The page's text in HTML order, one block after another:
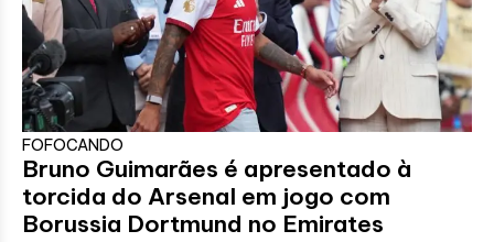
FOFOCANDO
Bruno Guimarães é apresentado à
torcida do Arsenal em jogo com
Borussia Dortmund no Emirates